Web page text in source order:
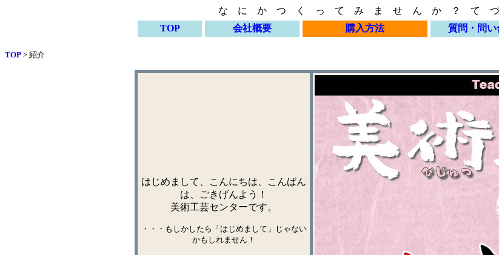
な に か つ く っ て み ま せ ん か ？ て
TOP
会社概要 購入方法 質問・問い
TOP > 紹介
はじめまして、こんにちは、こんばん
は、ごきげんよう！
美術工芸センターです。
・・・もしかしたら「はじめまして」じゃない
かもしれません！